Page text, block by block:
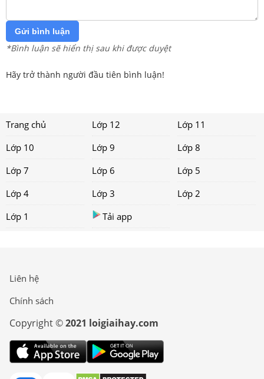
Gửi bình luận
*Bình luận sẽ hiển thị sau khi được duyệt
Hãy trở thành người đầu tiên bình luận!
Trang chủ Lớp 12
Lớp 11
Lớp 10
Lớp 9
Lớp 8
Lớp 7
Lớp 6
Lớp 5
Lớp 4
Lớp 3
Lớp 2
Lớp 1
Tải app
Liên hệ
Chính sách
Copyright ©2021 loigiaihay.com